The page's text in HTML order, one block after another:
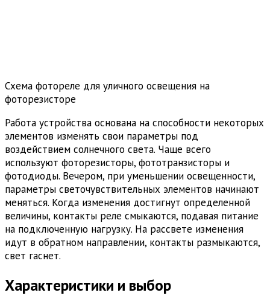
Схема фотореле для уличного освещения на
фоторезисторе
Работа устройства основана на способности некоторых
элементов изменять свои параметры под
воздействием солнечного света. Чаще всего
используют фоторезисторы, фототранзисторы и
фотодиоды. Вечером, при уменьшении освещенности,
параметры светочувствительных элементов начинают
меняться. Когда изменения достигнут определенной
величины, контакты реле смыкаются, подавая питание
на подключенную нагрузку. На рассвете изменения
идут в обратном направлении, контакты размыкаются,
свет гаснет.
Характеристики и выбор